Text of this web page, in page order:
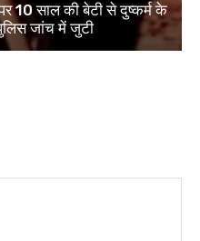
10 साल की बेटी से दुष्कर्म के
जांच में जुटी